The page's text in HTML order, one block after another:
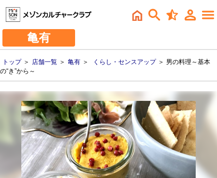
亀有
トップ＞ 店舗一覧 ＞ 亀有 ＞ くらし・センスアップ＞ 男の料理～基本
の“き”から～